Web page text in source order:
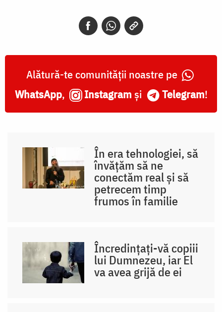
Alătură-te comunității noastre pe
WhatsApp, Instagram și Telegram!
În era tehnologiei, să
învățăm să ne
conectăm real și să
petrecem timp
frumos în familie
Încredințați-vă copiii
lui Dumnezeu, iar El
va avea grijă de ei